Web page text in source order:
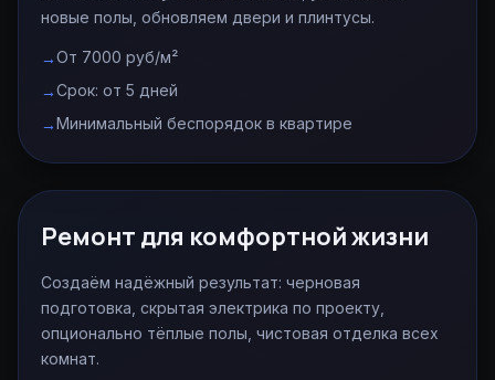
новые полы, обновляем двери и плинтусы.
От 7000 руб/м²
Срок: от 5 дней
Минимальный беспорядок в квартире
Ремонт для комфортной жизни
Создаём надёжный результат: черновая
подготовка, скрытая электрика по проекту,
опционально тёплые полы, чистовая отделка всех
комнат.